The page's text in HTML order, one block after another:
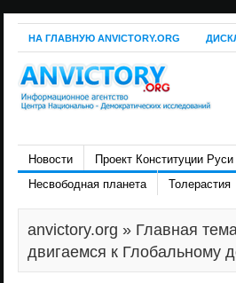
НА ГЛАВНУЮ ANVICTORY.ORG
Новости Проект Конституции Руси
Несвободная планета
Толерастия
anvictory.org » Главная тема
двигаемся к Глобальному